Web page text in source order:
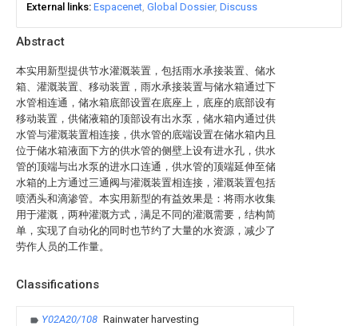
Abstract
本实用新型提供节水灌溉装置，包括雨水承接装置、储水
箱、灌溉装置、移动装置，雨水承接装置与储水箱通过下
水管相连通，储水箱底部设置在底座上，底座的底部设有
移动装置，供储液箱的顶部设有出水泵，储水箱内通过供
水管与灌溉装置相连接，供水管的底端设置在储水箱内且
位于储水箱液面下方的供水管的侧壁上设有进水孔，供水
管的顶端与出水泵的进水口连通，供水管的顶端延伸至储
水箱的上方通过三通阀与灌溉装置相连接，灌溉装置包括
喷洒头和滴渗管。本实用新型的有益效果是：将雨水收集
用于灌溉，两种灌溉方式，满足不同的灌溉需要，结构简
单，实现了自动化的同时也节约了大量的水资源，减少了
劳作人员的工作量。
Classifications
Y02A20/108 Rainwater harvesting
External links Espacenet Global Dossier Discuss